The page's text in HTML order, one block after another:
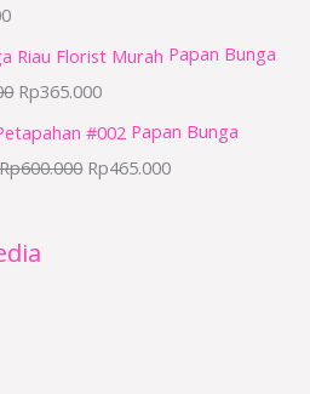
Papan Bunga
Rp365.000
Papan Bunga
Rp600.000 Rp465.000